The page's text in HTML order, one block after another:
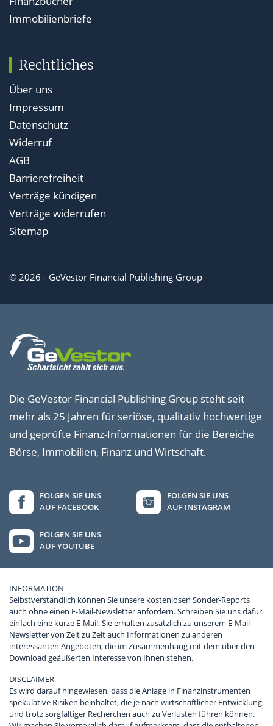
Immobilienbriefe
Rechtliches
Über uns
Impressum
Datenschutz
Widerruf
AGB
Barrierefreiheit
Verträge kündigen
Verträge widerrufen
Sitemap
© 2026 - GeVestor Financial Publishing Group
Die GeVestor Financial Publishing Group steht seit
mehr als 25 Jahren für seriöse, qualitativ hochwertige
und geprüfte Finanz-Informationen für die Bereiche
Börse, Immobilien, Finanz und Wirtschaft.
FOLGEN SIE UNS
AUF FACEBOOK
FOLGEN SIE UNS
AUF INSTAGRAM
FOLGEN SIE UNS
AUF YOUTUBE
INFORMATION
Selbstverständlich können Sie unsere kostenlosen Sonder-Reports
auch ohne einen E-Mail-Newsletter anfordern. Schreiben Sie uns dafür
einfach eine kurze E-Mail. Sie erhalten zusätzlich zu unserem E-Mail-
Newsletter von Zeit zu Zeit auch Informationen zu anderen
interessanten Angeboten, die im Zusammenhang mit dem über den
Download geäußerten Interesse von Ihnen stehen.
DISCLAIMER
Es wird darauf hingewiesen, dass die Anlage in Finanzinstrumenten
spekulative Risiken beinhaltet, die je nach wirtschaftlicher Entwicklung
und trotz sorgfältiger Recherchen auch zu Verlusten führen können.